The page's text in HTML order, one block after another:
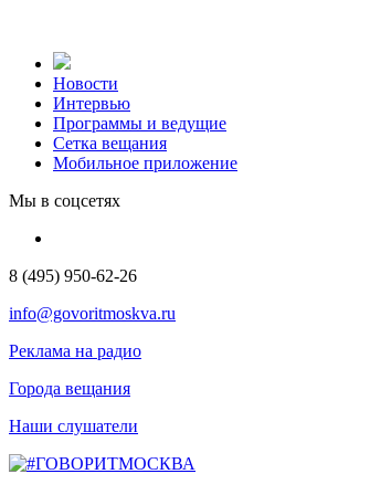
Новости
Интервью
Программы и ведущие
Сетка вещания
Мобильное приложение
Мы в соцсетях
8 (495) 950-62-26
info@govoritmoskva.ru
Реклама на радио
Города вещания
Наши слушатели